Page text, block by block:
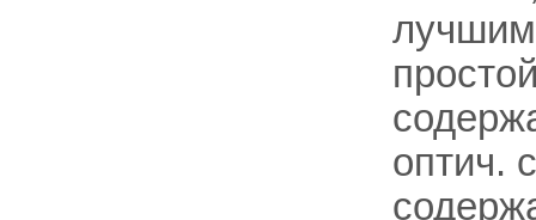
лучшим
оптич.